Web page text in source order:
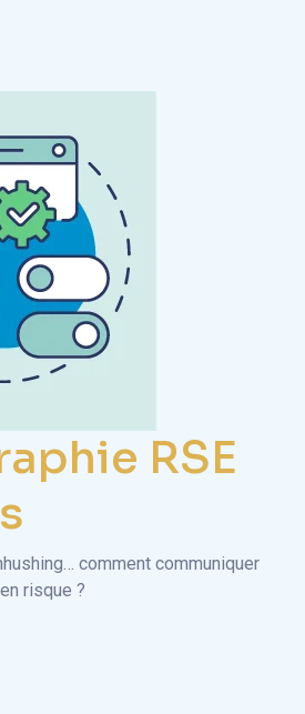
RSE
comment communiquer
risque ?